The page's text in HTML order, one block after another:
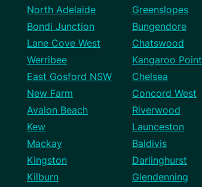
North Adelaide Greenslopes
Bondi Junction Bungendore
Lane Cove West Chatswood
Werribee Kangaroo Point
East Gosford NSW Chelsea
New Farm Concord West
Avalon Beach Riverwood
Kew Launceston
Mackay Baldivis
Kingston Darlinghurst
Kilburn Glendenning